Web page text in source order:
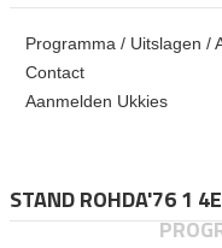
Programma / Uitslagen /
Contact
Aanmelden Ukkies
STAND ROHDA'76 1